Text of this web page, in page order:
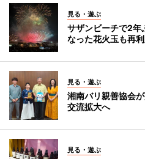
見る・遊ぶ
サザンビーチで2
なった花火玉も再
見る・遊ぶ
湘南バリ親善協会
交流拡大へ
見る・遊ぶ